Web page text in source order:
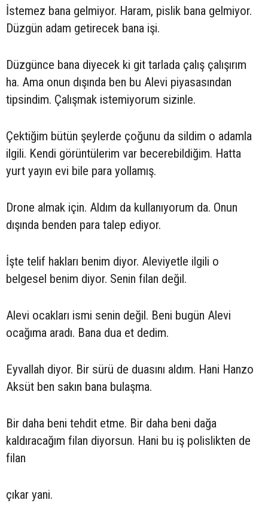
İstemez bana gelmiyor. Haram, pislik bana gelmiyor.
Düzgün adam getirecek bana işi.
Düzgünce bana diyecek ki git tarlada çalış çalışırım
ha. Ama onun dışında ben bu Alevi piyasasından
tipsindim. Çalışmak istemiyorum sizinle.
Çektiğim bütün şeylerde çoğunu da sildim o adamla
ilgili. Kendi görüntülerim var becerebildiğim. Hatta
yurt yayın evi bile para yollamış.
Drone almak için. Aldım da kullanıyorum da. Onun
dışında benden para talep ediyor.
İşte telif hakları benim diyor. Aleviyetle ilgili o
belgesel benim diyor. Senin filan değil.
Alevi ocakları ismi senin değil. Beni bugün Alevi
ocağıma aradı. Bana dua et dedim.
Eyvallah diyor. Bir sürü de duasını aldım. Hani Hanzo
Aksüt ben sakın bana bulaşma.
Bir daha beni tehdit etme. Bir daha beni dağa
kaldıracağım filan diyorsun. Hani bu iş polislikten de
filan
çıkar yani.